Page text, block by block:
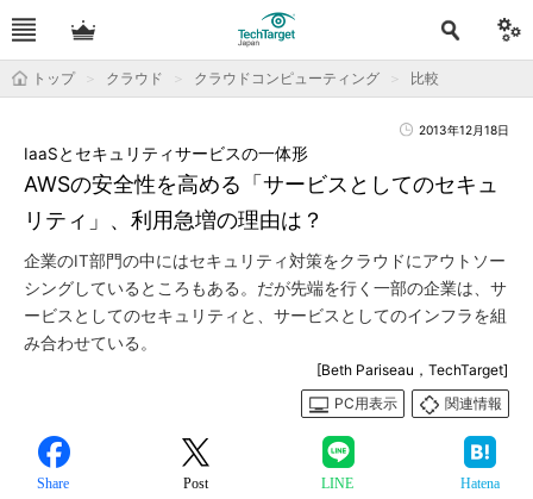
トップ クラウド クラウドコンピューティング 比較
2013年12月18日
AWSの安全性を高める「サービスとしてのセキュ
リティ」、利用急増の理由は？
IaaSとセキュリティサービスの一体形
企業のIT部門の中にはセキュリティ対策をクラウドにアウトソー
シングしているところもある。だが先端を行く一部の企業は、サ
ービスとしてのセキュリティと、サービスとしてのインフラを組
み合わせている。
[Beth Pariseau，TechTarget]
PC用表示
関連情報
Share Post LINE Hatena